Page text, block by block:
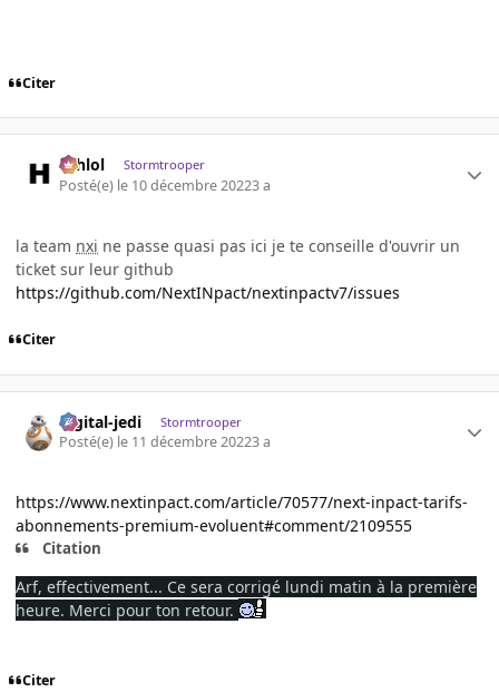
Citer
ashlol Stormtrooper
Posté(e) le 10 décembre 20223 a
la team nxi ne passe quasi pas ici je te conseille d'ouvrir un
ticket sur leur github
https://github.com/NextINpact/nextinpactv7/issues
Citer
digital-jedi Stormtrooper
Posté(e) le 11 décembre 20223 a
https://www.nextinpact.com/article/70577/next-inpact-tarifs-
abonnements-premium-evoluent#comment/2109555
Citation
Arf, effectivement... Ce sera corrigé lundi matin à la première
heure. Merci pour ton retour.
Citer